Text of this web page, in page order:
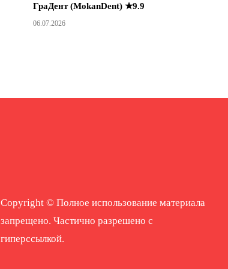
ГраДент (MokanDent) ★9.9
06.07.2026
Copyright © Полное использование материала
запрещено. Частично разрешено с
гиперссылкой.